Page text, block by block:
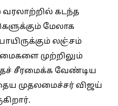
வரலாற்றில் கடந்த
மேலாக
லஞ்சம்
முற்றிலும்
சீரமைக்க வேண்டிய
முதலமைச்சர் விஜய்